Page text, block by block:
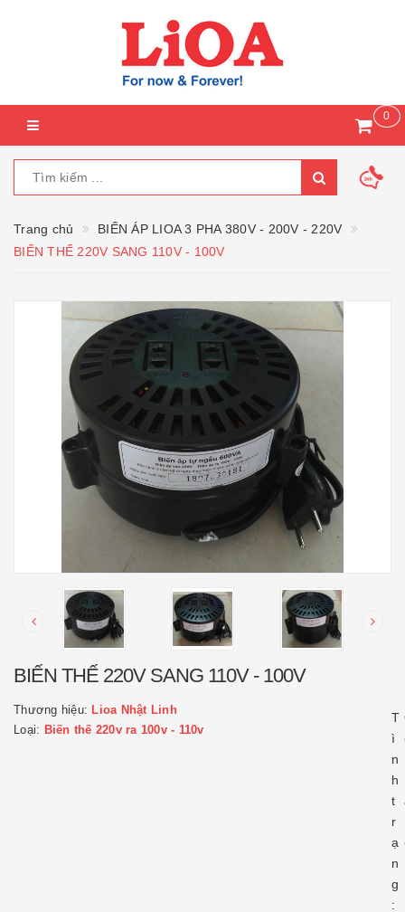
0
Trang chủ
BIẾN ÁP LIOA 3 PHA 380V - 200V - 220V
BIẾN THẾ 220V SANG 110V - 100V
BIẾN THẾ 220V SANG 110V - 100V
Thương hiệu: Lioa Nhật Linh
Loại: Biến thế 220v ra 100v - 110v
T
ì
n
h
t
r
ạ
n
g
: